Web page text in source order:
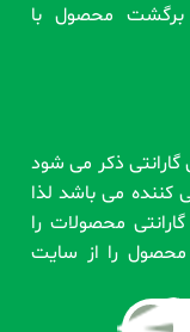
برگشت محصول با
گارانتی ذکر می شود
کننده می باشد لذا
محصولات را
محصول را از سایت